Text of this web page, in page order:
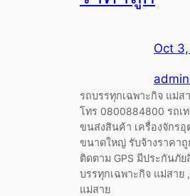
Oct
รถบรรทุกเฉพาะกิจ แม่ส
โทร 0800884800 รถเท
ขนส่งสินค้า เครื่องจักร
ขนาดใหญ่ รับจ้างราคา
ติดตาม GPS มีประกันภั
บรรทุกเฉพาะกิจ แม่สาย
แม่สาย